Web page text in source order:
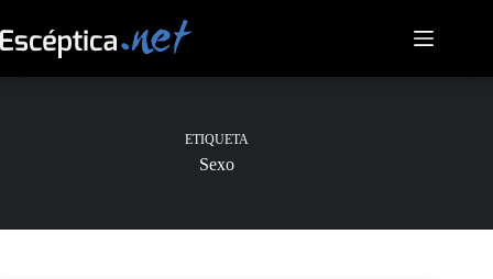
al
contenido
ETIQUETA
Sexo